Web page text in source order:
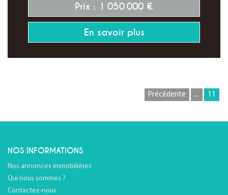
Prix : 1 050 000 €
En savoir plus
Précédente ... 11
NOS INFORMATIONS
Nos annonces immobilières
Qui nous sommes ?
Contactez-nous